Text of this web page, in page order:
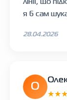
я б сам
28.04.2026
О